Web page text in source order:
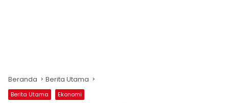
Beranda Berita Utama
Berita Utama Ekonomi